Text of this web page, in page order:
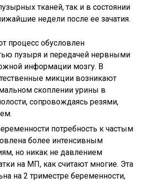
тканей, так и в состоянии
недели после ее зачатия.
процесс обусловлен
пузыря и передачей нервными
информации мозгу. В
микции возникают
скоплении урины в
сопровождаясь резями,
потребность к частым
более интенсивным
но никак не давлением
на МП, как считают многие. Эта
на 2 триместре беременности,